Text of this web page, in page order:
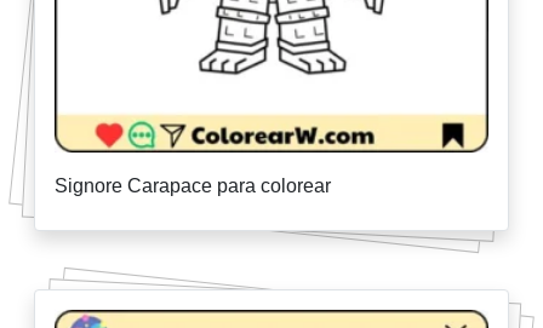
Signore Carapace para colorear